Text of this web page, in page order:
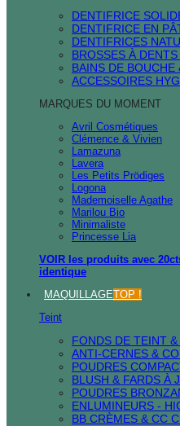
DENTIFRICE
DENTIFRICE EN
DENTIFRICES
BROSSES À
BAINS DE BOUCHE
ACCESSOIRES
MARQUES DU MOMENT
Avril Cosmétiques
Clémence & Vivien
Lamazuna
Lavera
Les Petits Prödiges
Logona
Mademoiselle Agathe
Marilou Bio
Minimaliste
Princesse Lia
VOIR les produits avec
identique
MAQUILLAGETOP !
Teint
FONDS DE TEINT
ANTI-CERNES &
POUDRES
BLUSH & FARDS À
POUDRES
ENLUMINEURS -
BB CRÈMES & CC